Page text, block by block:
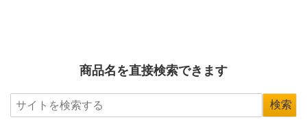
商品名を直接検索できます